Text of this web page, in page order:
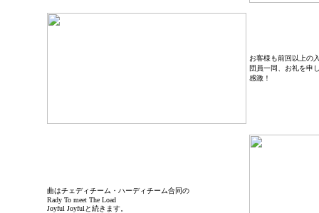
お客様も前回以上の
団員一同、お礼を申
感激！
曲はチェディチーム・ハーディチーム合同の
Rady To meet The Load
Joyful Joyfulと続きます。